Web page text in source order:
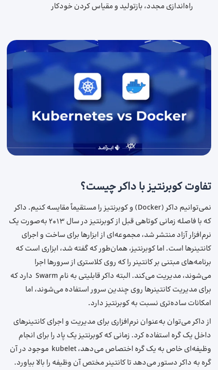
راه‌اندازی مجدد، بازتولید و مقیاس کردن خودکار
تفاوت کوبرنتیز با داکر چیست؟
نمی‌توانیم داکر (Docker) و کوبرنتیز را مستقیماً مقایسه کنیم. داکر
که با فاصله زمانی کوتاهی قبل از کوبرنتیز در سال ۲۰۱۳ به‌صورت یک
نرم‌افزار آزاد منتشر شد، مجموعه‌ای از ابزارها برای ساخت و اجرای
کانتینرها است. اما کوبرنتیز، همان‌طور که گفته شد، ابزاری است که
برنامه‌های مبتنی بر کانتینر را که روی کلاستری از سرورها اجرا
می‌شوند، مدیریت می‌کند. البته داکر قابلیتی به نام Swarm دارد که
برای مدیریت کانتینرها روی چندین سرور استفاده می‌شوند، اما
امکانات ساده‌تری نسبت به کوبرنتیز دارد.
از داکر می‌توان به‌عنوان نرم‌افزاری برای مدیریت و اجرای کانتینرهای
داخل یک گره استفاده کرد. زمانی که کوبرنتیز یک پاد را برای انجام
وظیفه‌ای خاص به یک گره اختصاص می‌دهد، kubelet موجود در آن
گره به داکر دستور می‌دهد تا کانتینر مختص آن وظیفه را بالا بیاورد.